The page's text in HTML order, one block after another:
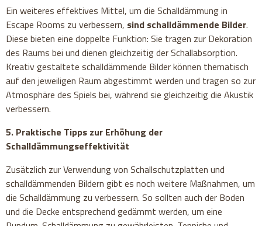
Ein weiteres effektives Mittel, um die Schalldämmung in
Escape Rooms zu verbessern, sind schalldämmende Bilder.
Diese bieten eine doppelte Funktion: Sie tragen zur Dekoration
des Raums bei und dienen gleichzeitig der Schallabsorption.
Kreativ gestaltete schalldämmende Bilder können thematisch
auf den jeweiligen Raum abgestimmt werden und tragen so zur
Atmosphäre des Spiels bei, während sie gleichzeitig die Akustik
verbessern.
5. Praktische Tipps zur Erhöhung der
Schalldämmungseffektivität
Zusätzlich zur Verwendung von Schallschutzplatten und
schalldämmenden Bildern gibt es noch weitere Maßnahmen, um
die Schalldämmung zu verbessern. So sollten auch der Boden
und die Decke entsprechend gedämmt werden, um eine